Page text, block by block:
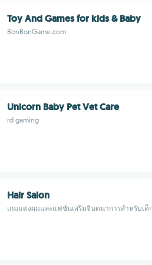
Toy And Games for kids & Baby
BonBonGame.com
Unicorn Baby Pet Vet Care
rd gaming
Hair Salon
เกมแต่งผมและแฟชั่นเสริมจินตนาการสำหรับเด็